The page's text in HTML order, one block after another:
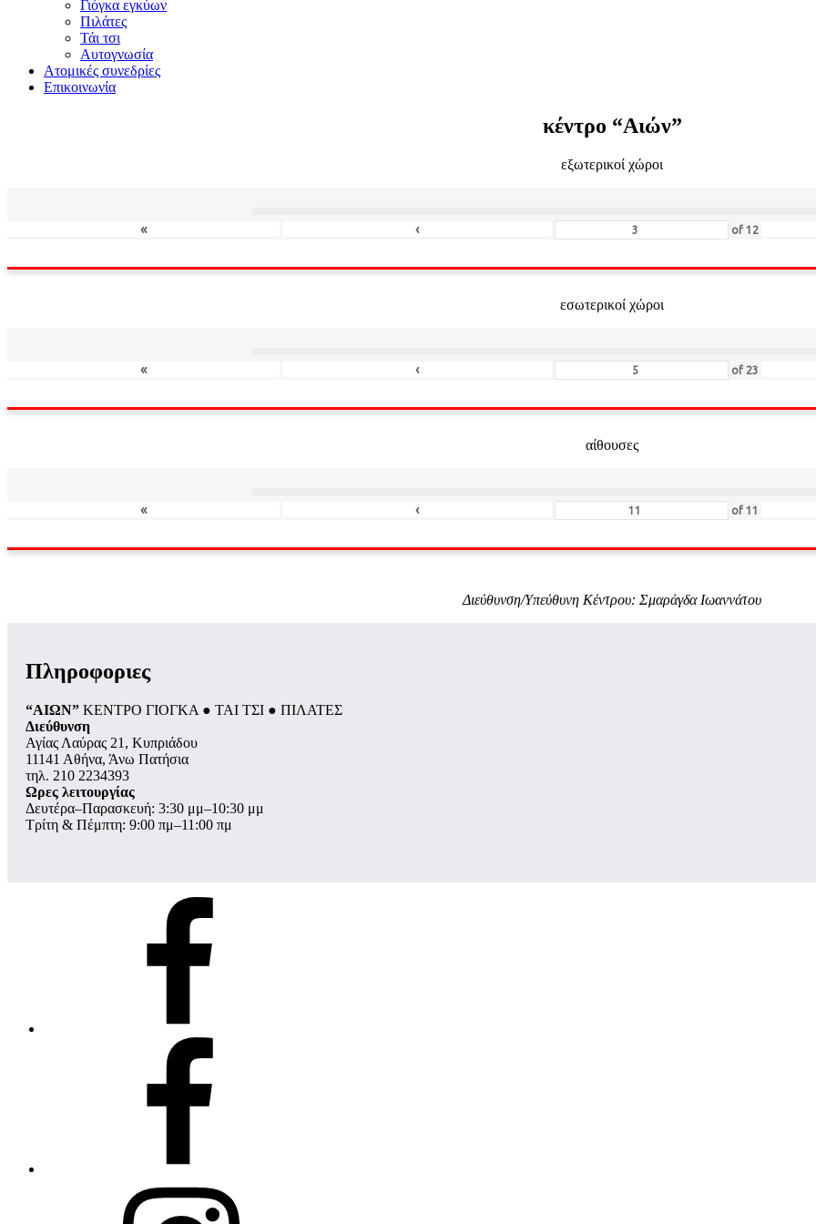
Γιόγκα εγκύων
Πιλάτες
Τάι τσι
Αυτογνωσία
Ατομικές συνεδρίες
Επικοινωνία
κέντρο “Αιών”
εξωτερικοί χώροι
« ‹ of12
εσωτερικοί χώροι
« ‹ of 23
αίθουσες
« ‹ of11
Διεύθυνση/Υπεύθυνη Κέντρου: Σμαράγδα Ιωαννάτου
Πληροφοριες
“ΑΙΩΝ” ΚΕΝΤΡΟ ΓΙΟΓΚΑ ● ΤΑΙ ΤΣΙ ● ΠΙΛΑΤΕΣ
Διεύθυνση
Αγίας Λαύρας 21, Κυπριάδου
11141 Αθήνα, Άνω Πατήσια
τηλ. 210 2234393
Ωρες λειτουργίας
Δευτέρα–Παρασκευή: 3:30 μμ–10:30 μμ
Τρίτη & Πέμπτη: 9:00 πμ–11:00 πμ